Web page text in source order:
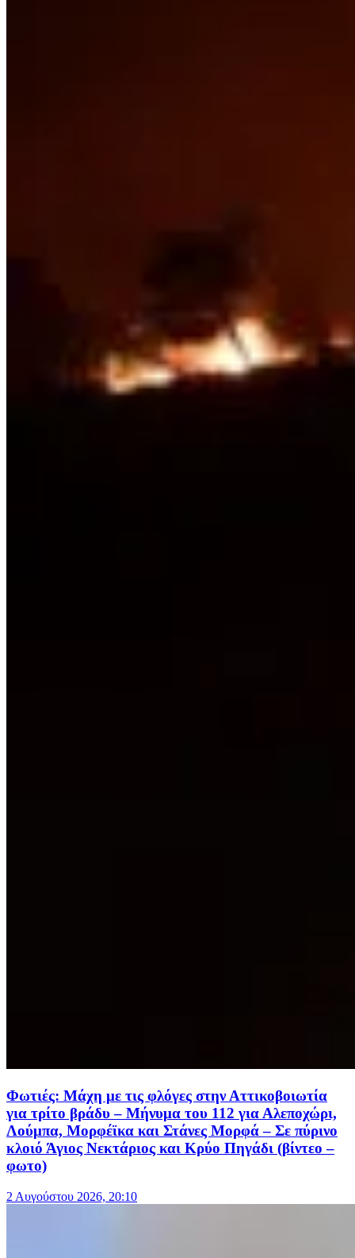
Φωτιές: Μάχη με τις φλόγες στην Αττικοβοιωτία
για τρίτο βράδυ – Μήνυμα του 112 για Αλεποχώρι,
Λούμπα, Μορφέϊκα και Στάνες Μορφά – Σε πύρινο
κλοιό Άγιος Νεκτάριος και Κρύο Πηγάδι (βίντεο –
φωτο)
2 Αυγούστου 2026, 20:10